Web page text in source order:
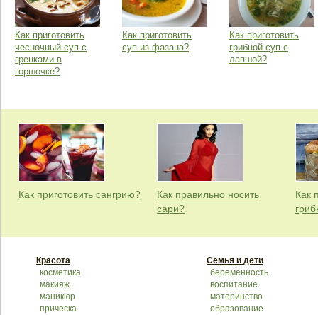
Как приготовить
чесночный суп с
гренками в
горшочке?
Как приготовить
суп из фазана?
Как приготовить
грибной суп с
лапшой?
Как приготовить сангрию?
Как правильно носить
сари?
Как
Красота
косметика
макияж
маникюр
прическа
Семья и дети
беременность
воспитание
материнство
образование